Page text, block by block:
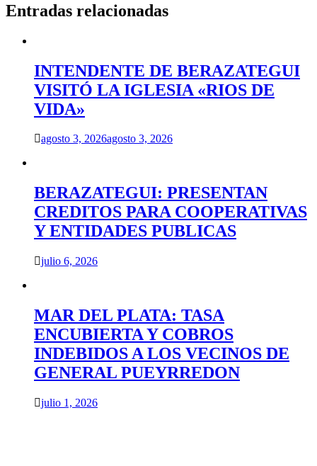
Entradas relacionadas
INTENDENTE DE BERAZATEGUI
VISITÓ LA IGLESIA «RIOS DE
VIDA»
agosto 3, 2026agosto 3, 2026
BERAZATEGUI: PRESENTAN
CREDITOS PARA COOPERATIVAS
Y ENTIDADES PUBLICAS
julio 6, 2026
MAR DEL PLATA: TASA
ENCUBIERTA Y COBROS
INDEBIDOS A LOS VECINOS DE
GENERAL PUEYRREDON
julio 1, 2026